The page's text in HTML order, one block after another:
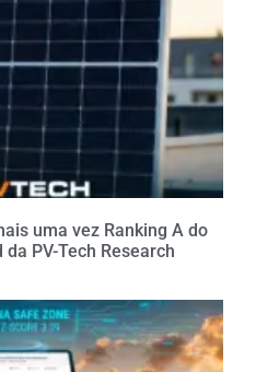
uma vez Ranking A do
PV-Tech Research